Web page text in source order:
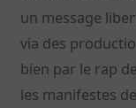
un message
via des
bien par le rap
les manifestes